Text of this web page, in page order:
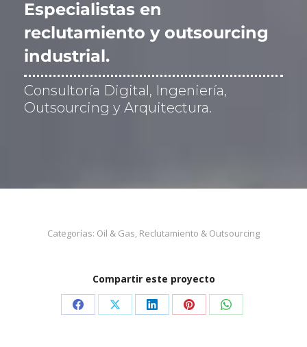
i
c
a
c
ó
n
*
Especialistas en
reclutamiento y outsourcing
industrial.
Consultoría Digital, Ingeniería,
Outsourcing y Arquitectura.
Categorías: Oil & Gas, Reclutamiento & Outsourcing
Compartir este proyecto
Share Share Share Share Share